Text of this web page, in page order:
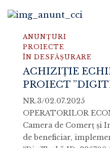
ANUNȚURI
PROIECTE
ÎN DESFĂȘURARE
ACHIZIȚIE
PROIECT
NR.3/
OPERATORILOR
Camera de Comerț și
de beneficiar,